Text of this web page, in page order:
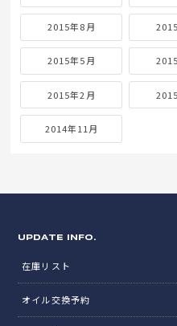
2015年8月
2015年5月
2015年2月
2014年11月
UPDATE INFO.
在庫リスト
オイル交換予約